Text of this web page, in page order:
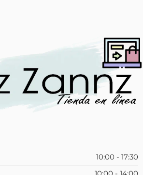
10:00 - 17:30